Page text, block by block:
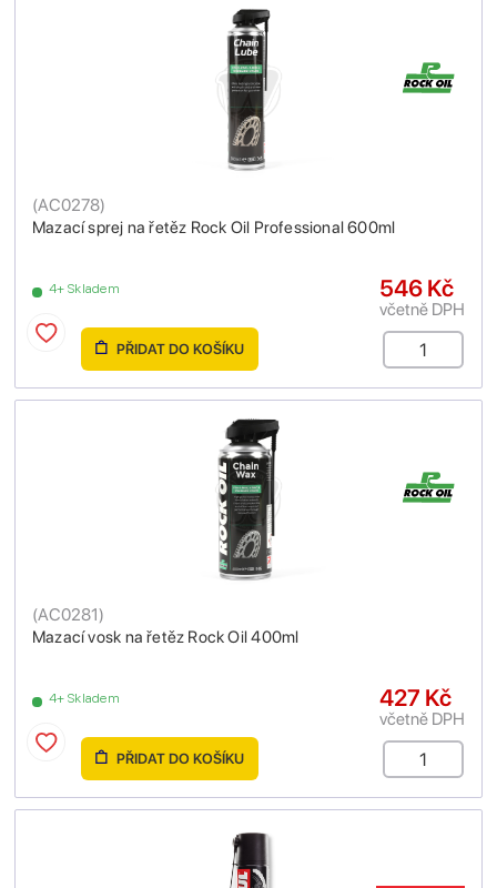
Mazací sprej na řetěz Rock Oil Professional 600ml
(AC0278)
4+ Skladem 546 Kč
včetně DPH
PŘIDAT DO KOŠÍKU
Mazací vosk na řetěz Rock Oil 400ml
(AC0281)
4+ Skladem 427 Kč
včetně DPH
PŘIDAT DO KOŠÍKU